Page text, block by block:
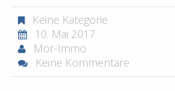
Keine Kategorie
10. Mai 2017
Mor-Immo
Keine Kommentare